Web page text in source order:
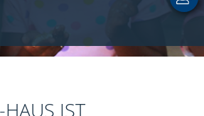
HAUS IST